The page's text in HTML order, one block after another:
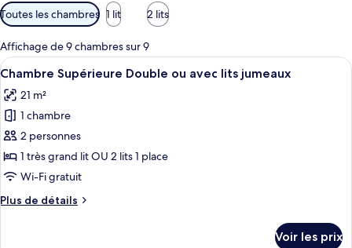
Filtres
disponibles
pour
les
chambres
Toutes les chambres 1 lit 2 lits
Affichage de 9 chambres sur 9
Afficher
toutes
les
photos
pour
ce
type
chambre :
Une chambre d’hôtel avec un
12
Chambre Supérieure Double ou avec lits jumeaux
21 m²
1 chambre
2 personnes
1 très grand lit OU 2 lits 1 place
Wi-Fi gratuit
Plus de détails
Plus
Voir les prix